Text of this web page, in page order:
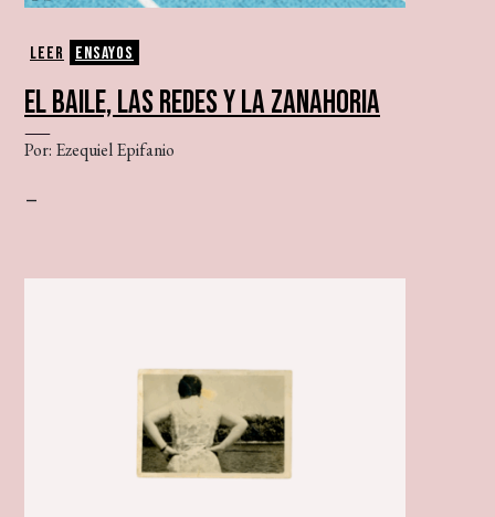
Leer Ensayos
EL BAILE, LAS REDES Y LA ZANAHORIA
Por: Ezequiel Epifanio
–